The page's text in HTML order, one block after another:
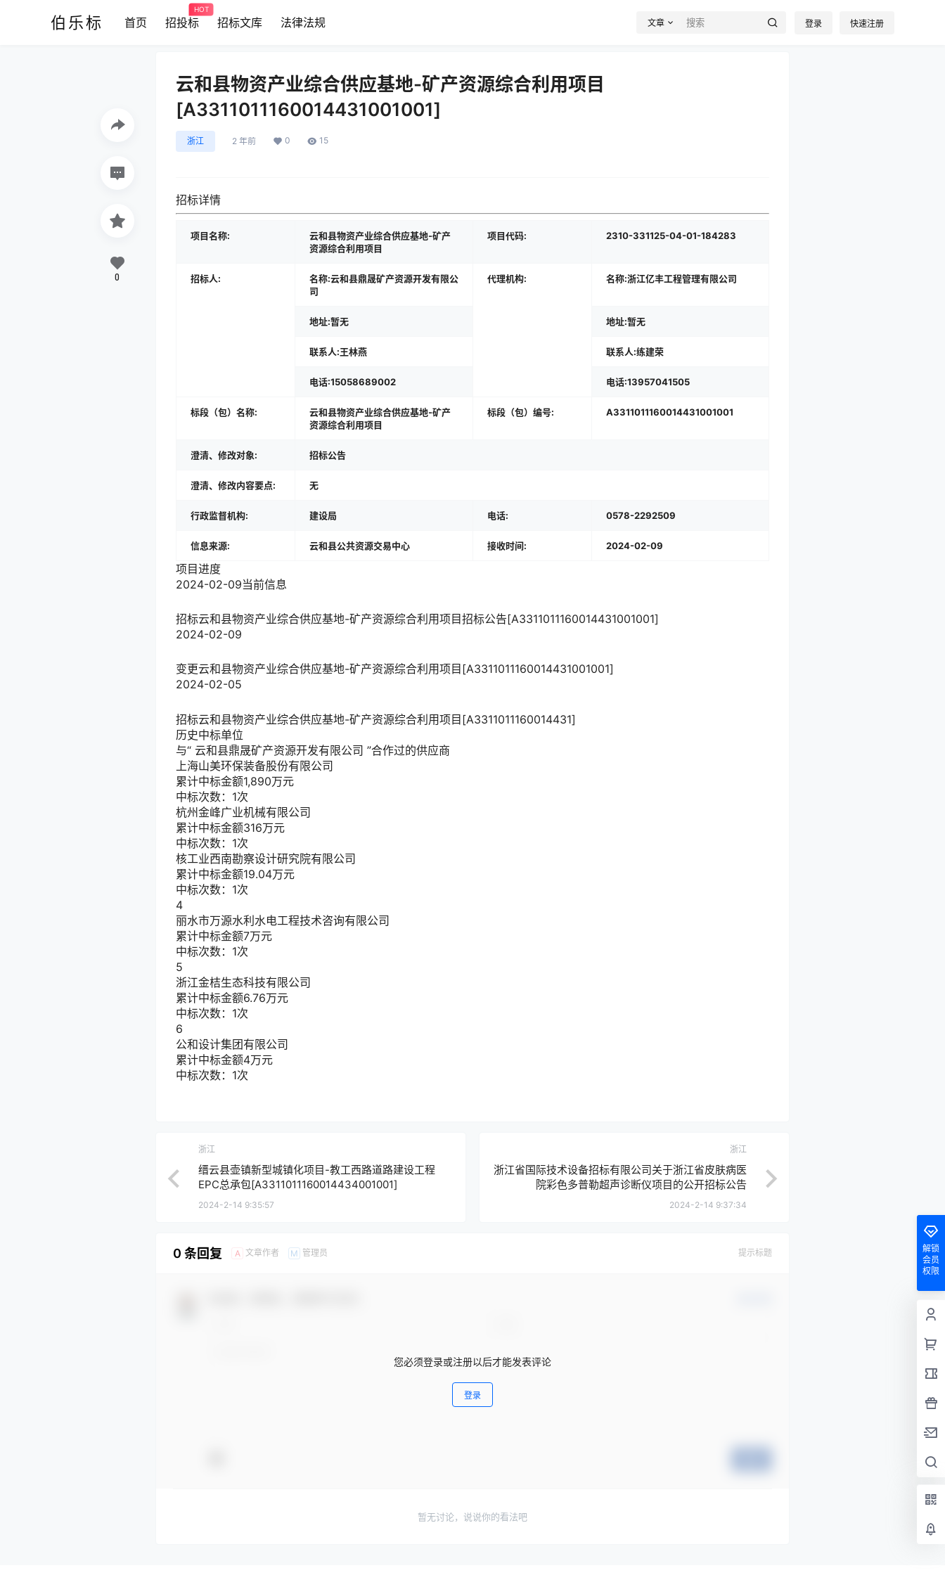
伯乐标 首页 招投标
HOT
招标文库 法律法规 文章 登录 快速注册
云和县物资产业综合供应基地-矿产资源综合利用项目
[A3311011160014431001001]
浙江 2 年前 0 15
招标详情
项目名称:
云和县物资产业综合供应基地-矿产
资源综合利用项目
项目代码: 2310-331125-04-01-184283
招标人:
名称:云和县鼎晟矿产资源开发有限公
司
代理机构: 名称:浙江亿丰工程管理有限公司
地址:暂无 地址:暂无
联系人:王林燕 联系人:练建荣
电话:15058689002 电话:13957041505
标段（包）名称:
云和县物资产业综合供应基地-矿产
资源综合利用项目
标段（包）编号: A3311011160014431001001
澄清、修改对象: 招标公告
澄清、修改内容要点: 无
行政监督机构: 建设局 电话: 0578-2292509
信息来源: 云和县公共资源交易中心 接收时间: 2024-02-09
项目进度
2024-02-09当前信息
招标云和县物资产业综合供应基地-矿产资源综合利用项目招标公告[A3311011160014431001001]
2024-02-09
变更云和县物资产业综合供应基地-矿产资源综合利用项目[A3311011160014431001001]
2024-02-05
招标云和县物资产业综合供应基地-矿产资源综合利用项目[A3311011160014431]
历史中标单位
与“ 云和县鼎晟矿产资源开发有限公司 ”合作过的供应商
上海山美环保装备股份有限公司
累计中标金额1,890万元
中标次数：1次
杭州金峰广业机械有限公司
累计中标金额316万元
中标次数：1次
核工业西南勘察设计研究院有限公司
累计中标金额19.04万元
中标次数：1次
4
丽水市万源水利水电工程技术咨询有限公司
累计中标金额7万元
中标次数：1次
5
浙江金桔生态科技有限公司
累计中标金额6.76万元
中标次数：1次
6
公和设计集团有限公司
累计中标金额4万元
中标次数：1次
0
浙江
缙云县壶镇新型城镇化项目-教工西路道路建设工程
EPC总承包[A3311011160014434001001]
2024-2-14 9:35:57
浙江
浙江省国际技术设备招标有限公司关于浙江省皮肤病医
院彩色多普勒超声诊断仪项目的公开招标公告
2024-2-14 9:37:34
0 条回复 A 文章作者 M 管理员 提示标题
您必须登录或注册以后才能发表评论
登录
暂无讨论，说说你的看法吧
解锁
会员
权限